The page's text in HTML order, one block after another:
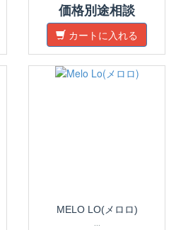
価格別途相談
カートに入れる
MELO LO(メロロ)
...